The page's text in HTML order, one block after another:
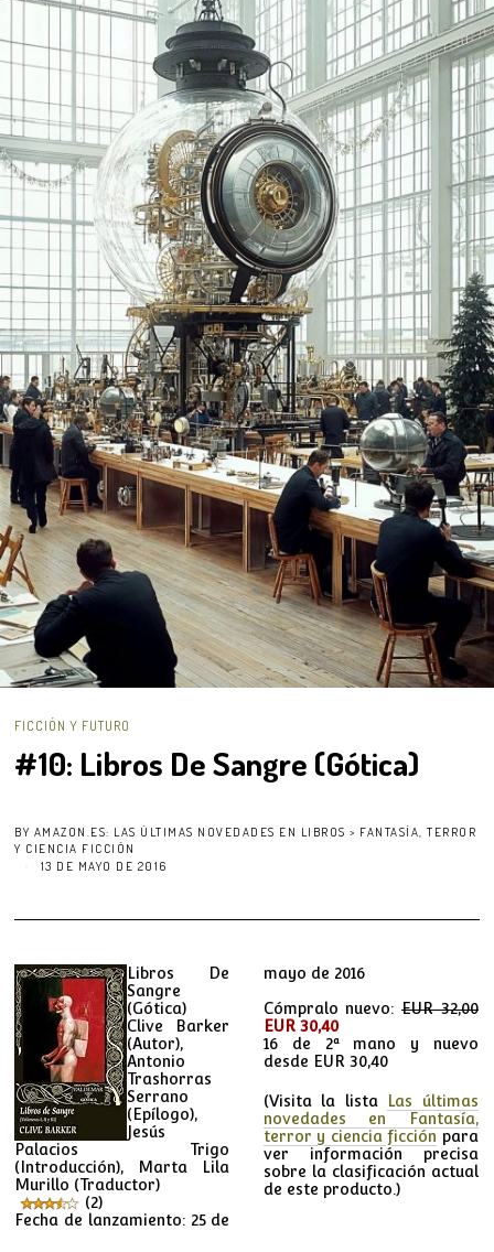
FICCIÓN Y FUTURO
#10: Libros De Sangre (Gótica)
BY AMAZON.ES: LAS ÚLTIMAS NOVEDADES EN LIBROS > FANTASÍA, TERROR
Y CIENCIA FICCIÓN
13 DE MAYO DE 2016
Libros De
Sangre
(Gótica)
Clive Barker
(Autor),
Antonio
Trashorras
Serrano
(Epílogo),
Jesús
Palacios Trigo
(Introducción), Marta Lila
Murillo (Traductor)
(2)
Fecha de lanzamiento: 25 de
mayo de 2016
Cómpralo nuevo: EUR 32,00
EUR 30,40
16 de 2ª mano y nuevo
desde EUR 30,40
(Visita la lista
Las últimas
novedades en Fantasía,
terror y ciencia ficción para
ver información precisa
sobre la clasificación actual
de este producto.)